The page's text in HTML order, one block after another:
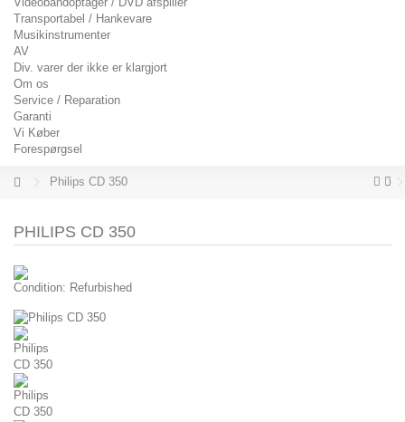
Transportabel / Hankevare
Musikinstrumenter
AV
Div. varer der ikke er klargjort
Om os
Service / Reparation
Garanti
Vi Køber
Forespørgsel
Philips CD 350
PHILIPS CD 350
Condition: Refurbished